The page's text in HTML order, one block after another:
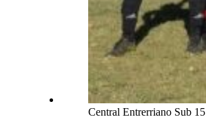
Central Entrerriano Sub 15